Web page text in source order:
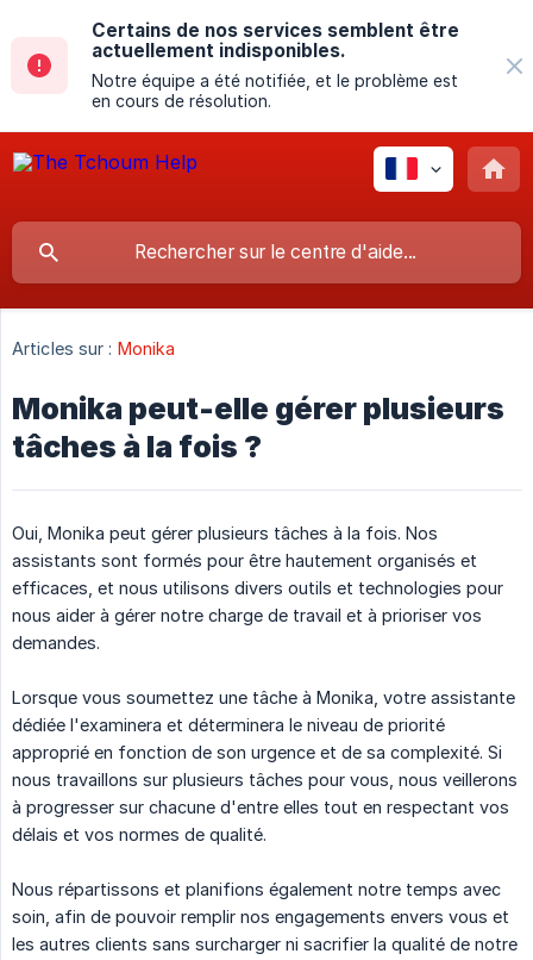
Certains de nos services semblent être
actuellement indisponibles.
Notre équipe a été notifiée, et le problème est
en cours de résolution.
Articles sur : Monika
Monika peut-elle gérer plusieurs
tâches à la fois ?
Oui, Monika peut gérer plusieurs tâches à la fois. Nos
assistants sont formés pour être hautement organisés et
efficaces, et nous utilisons divers outils et technologies pour
nous aider à gérer notre charge de travail et à prioriser vos
demandes.
Lorsque vous soumettez une tâche à Monika, votre assistante
dédiée l'examinera et déterminera le niveau de priorité
approprié en fonction de son urgence et de sa complexité. Si
nous travaillons sur plusieurs tâches pour vous, nous veillerons
à progresser sur chacune d'entre elles tout en respectant vos
délais et vos normes de qualité.
Nous répartissons et planifions également notre temps avec
soin, afin de pouvoir remplir nos engagements envers vous et
les autres clients sans surcharger ni sacrifier la qualité de notre